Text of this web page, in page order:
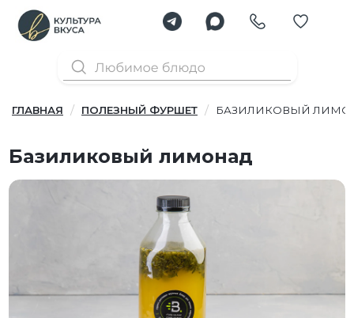
ГЛАВНАЯ ПОЛЕЗНЫЙ ФУРШЕТ БАЗИЛИКОВЫЙ
Базиликовый лимонад